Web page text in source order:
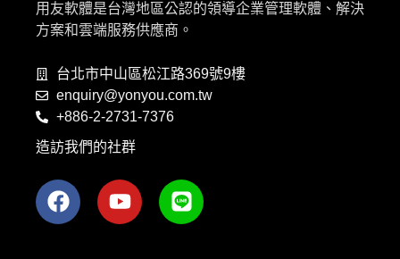
用友軟體是台灣地區公認的領導企業管理軟體、解決
方案和雲端服務供應商。
台北市中山區松江路369號9樓
enquiry@yonyou.com.tw
+886-2-2731-7376
造訪我們的社群